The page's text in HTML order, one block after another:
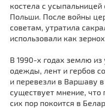
Культурные центры
Театры
Галереи
костела с усыпальницей
Польши. После войны
советам, утратила
использовали как
В 1990-х годах землю
одежды, лент и гербов
и перевезли в Варшаву
существует мнение, что
сих пор покоится в